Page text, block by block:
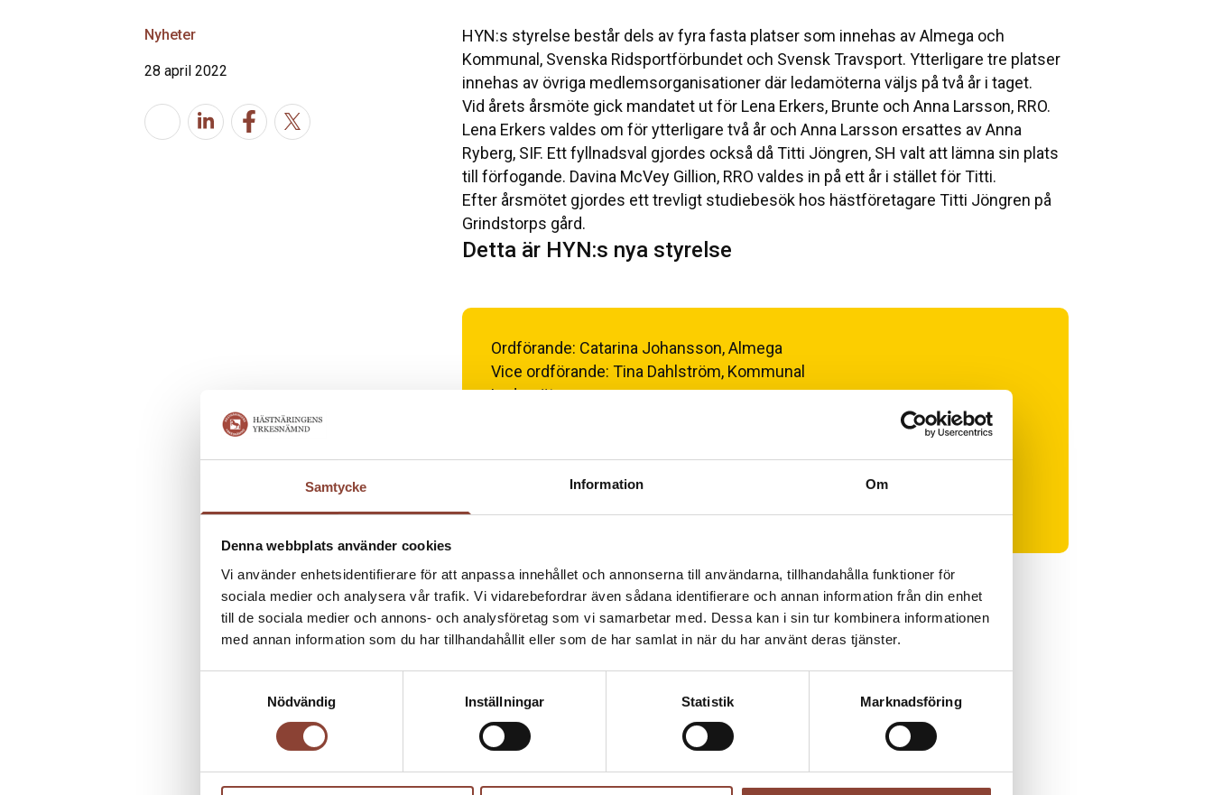
Samtycke Information Om
Denna webbplats använder cookies
Vi använder enhetsidentifierare för att anpassa innehållet och annonserna till användarna, tillhandahålla funktioner för
sociala medier och analysera vår trafik. Vi vidarebefordrar även sådana identifierare och annan information från din enhet
till de sociala medier och annons- och analysföretag som vi samarbetar med. Dessa kan i sin tur kombinera informationen
med annan information som du har tillhandahållit eller som de har samlat in när du har använt deras tjänster.
Nödvändig
Inställningar Statistik Marknadsföring
Nyheter
28 april 2022
HYN:s styrelse består dels av fyra fasta platser som innehas av Almega och
Kommunal, Svenska Ridsportförbundet och Svensk Travsport. Ytterligare tre platser
innehas av övriga medlemsorganisationer där ledamöterna väljs på två år i taget.
Vid årets årsmöte gick mandatet ut för Lena Erkers, Brunte och Anna Larsson, RRO.
Lena Erkers valdes om för ytterligare två år och Anna Larsson ersattes av Anna
Ryberg, SIF. Ett fyllnadsval gjordes också då Titti Jöngren, SH valt att lämna sin plats
till förfogande. Davina McVey Gillion, RRO valdes in på ett år i stället för Titti.
Efter årsmötet gjordes ett trevligt studiebesök hos hästföretagare Titti Jöngren på
Grindstorps gård.
Detta är HYN:s nya styrelse
Ordförande: Catarina Johansson, Almega
Vice ordförande: Tina Dahlström, Kommunal
Ledamöter:
Lena Erkers, Brunte
Anna Ryberg, Svenska Islandshästförbundet
Davina McVey Gillion, Ridskolornas Riksorganisation
Protokoll årsmötet
Kontaktperson
Kanslichef HYN
070-660 24 74